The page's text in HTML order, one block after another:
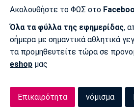
Ακολουθήστε το ΦΩΣ στο
Όλα τα φύλλα της εφημερίδας,
σήμερα με σημαντικά αθλητικά
τα προμηθευτείτε τώρα σε
eshop μας
Επικαιρότητα νόμισμα